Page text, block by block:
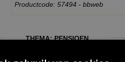
Productcode: 57494 - bbweb
THEMA:PENSIOEN